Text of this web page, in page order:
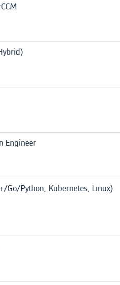
Engineer
Go/Python, Kubernetes, Linux)